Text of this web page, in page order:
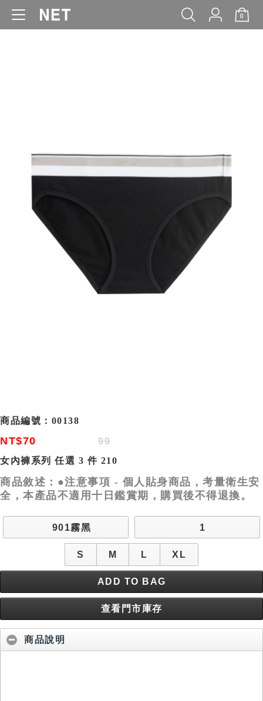
0
WOMEN MEN KIDS BABY
商品編號： 00138
NT$70
99
女內褲系列 任選 3 件 210
商品敘述：●注意事項 - 個人貼身商品，考量衛生安
全，本產品不適用十日鑑賞期，購買後不得退換。
901霧黑 1
S M L XL
ADD TO BAG
查看門市庫存
商品說明